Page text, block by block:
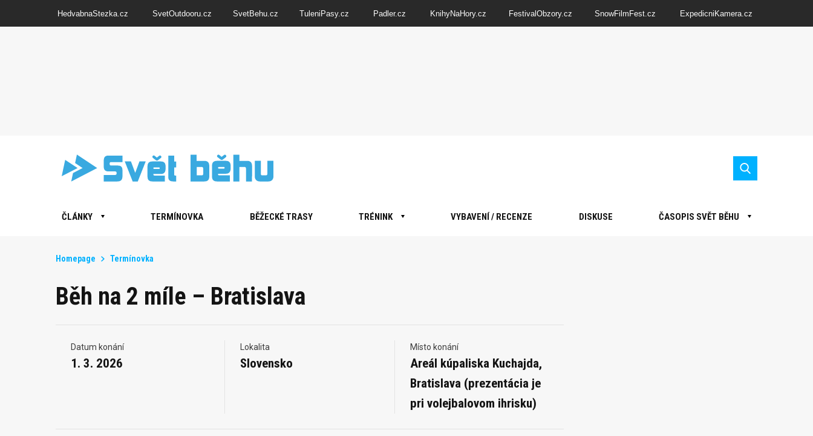
HedvabnaStezka.cz SvetOutdooru.cz SvetBehu.cz TuleniPasy.cz Padler.cz KnihyNaHory.cz FestivalObzory.cz SnowFilmFest.cz ExpedicniKamera.cz
ČLÁNKY TERMÍNOVKA BĚŽECKÉ TRASY TRÉNINK VYBAVENÍ / RECENZE DISKUSE ČASOPIS SVĚT BĚHU
Homepage Termínovka
Běh na 2 míle – Bratislava
Datum konání
1. 3. 2026
Lokalita
Slovensko
Místo konání
Areál kúpaliska Kuchajda,
Bratislava (prezentácia je
pri volejbalovom ihrisku)